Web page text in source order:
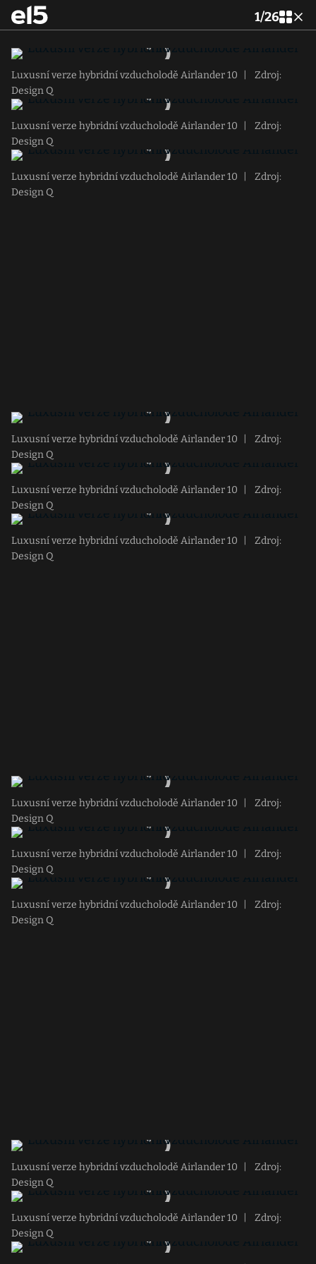
1/26
Luxusní verze hybridní vzducholodě Airlander 10
Zdroj:
Design Q
Luxusní verze hybridní vzducholodě Airlander 10
Zdroj:
Design Q
Luxusní verze hybridní vzducholodě Airlander 10
Zdroj:
Design Q
Luxusní verze hybridní vzducholodě Airlander 10
Zdroj:
Design Q
Luxusní verze hybridní vzducholodě Airlander 10
Zdroj:
Design Q
Luxusní verze hybridní vzducholodě Airlander 10
Zdroj:
Design Q
Luxusní verze hybridní vzducholodě Airlander 10
Zdroj:
Design Q
Luxusní verze hybridní vzducholodě Airlander 10
Zdroj:
Design Q
Luxusní verze hybridní vzducholodě Airlander 10
Zdroj:
Design Q
Luxusní verze hybridní vzducholodě Airlander 10
Zdroj:
Design Q
Luxusní verze hybridní vzducholodě Airlander 10
Zdroj:
Design Q